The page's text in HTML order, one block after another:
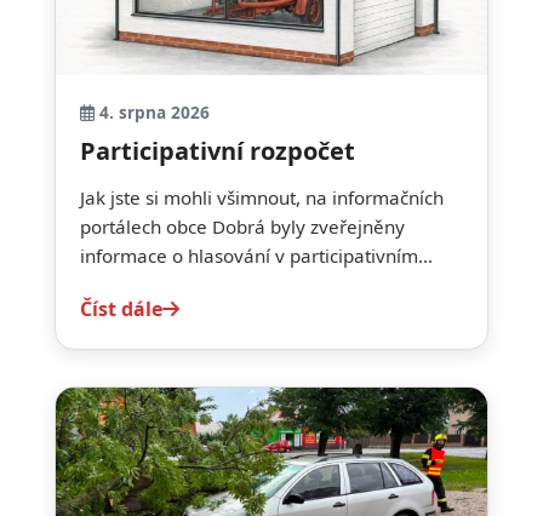
4. srpna 2026
Participativní rozpočet
Jak jste si mohli všimnout, na informačních
portálech obce Dobrá byly zveřejněny
informace o hlasování v participativním...
Číst dále